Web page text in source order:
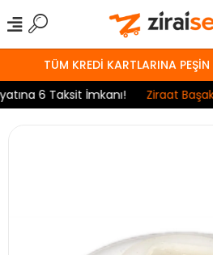
TÜM KREDİ KARTLARINA
6 Taksit İmkanı!
Ziraat